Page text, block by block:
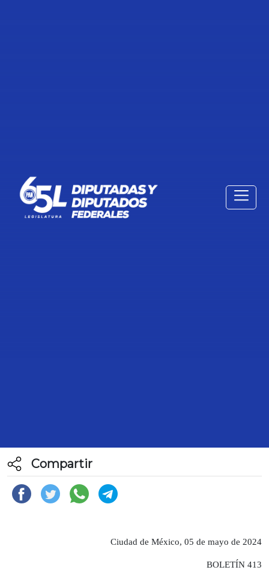
Compartir
Ciudad de México, 05 de mayo de 2024
BOLETÍN 413